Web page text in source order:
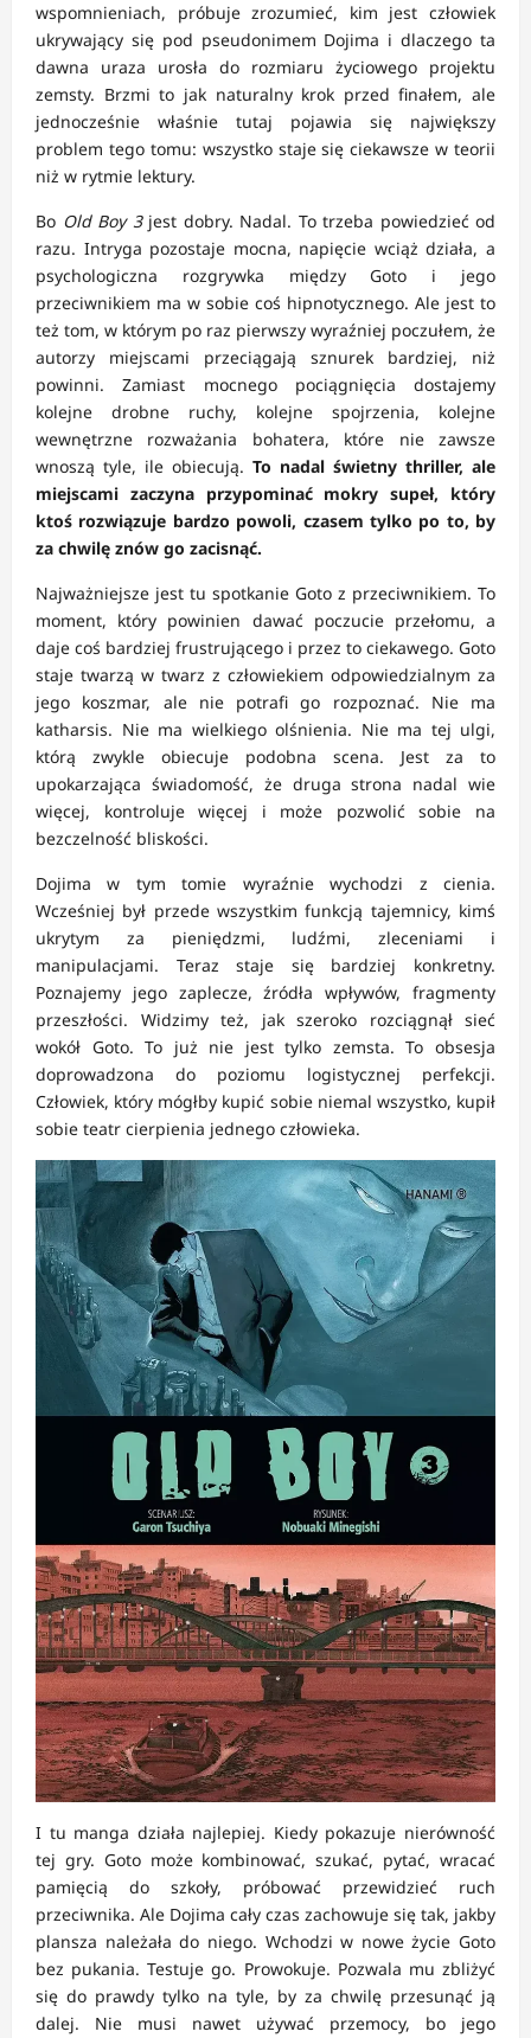
wspomnieniach, próbuje zrozumieć, kim jest człowiek
ukrywający się pod pseudonimem Dojima i dlaczego ta
dawna uraza urosła do rozmiaru życiowego projektu
zemsty. Brzmi to jak naturalny krok przed finałem, ale
jednocześnie właśnie tutaj pojawia się największy
problem tego tomu: wszystko staje się ciekawsze w teorii
niż w rytmie lektury.
Bo Old Boy 3jest dobry. Nadal. To trzeba powiedzieć od
razu. Intryga pozostaje mocna, napięcie wciąż działa, a
psychologiczna rozgrywka między Goto i jego
przeciwnikiem ma w sobie coś hipnotycznego. Ale jest to
też tom, w którym po raz pierwszy wyraźniej poczułem, że
autorzy miejscami przeciągają sznurek bardziej, niż
powinni. Zamiast mocnego pociągnięcia dostajemy
kolejne drobne ruchy, kolejne spojrzenia, kolejne
wewnętrzne rozważania bohatera, które nie zawsze
wnoszą tyle, ile obiecują. To nadal świetny thriller, ale
miejscami zaczyna przypominać mokry supeł, który
ktoś rozwiązuje bardzo powoli, czasem tylko po to, by
za chwilę znów go zacisnąć.
Najważniejsze jest tu spotkanie Goto z przeciwnikiem. To
moment, który powinien dawać poczucie przełomu, a
daje coś bardziej frustrującego i przez to ciekawego. Goto
staje twarzą w twarz z człowiekiem odpowiedzialnym za
jego koszmar, ale nie potrafi go rozpoznać. Nie ma
katharsis. Nie ma wielkiego olśnienia. Nie ma tej ulgi,
którą zwykle obiecuje podobna scena. Jest za to
upokarzająca świadomość, że druga strona nadal wie
więcej, kontroluje więcej i może pozwolić sobie na
bezczelność bliskości.
Dojima w tym tomie wyraźnie wychodzi z cienia.
Wcześniej był przede wszystkim funkcją tajemnicy, kimś
ukrytym za pieniędzmi, ludźmi, zleceniami i
manipulacjami. Teraz staje się bardziej konkretny.
Poznajemy jego zaplecze, źródła wpływów, fragmenty
przeszłości. Widzimy też, jak szeroko rozciągnął sieć
wokół Goto. To już nie jest tylko zemsta. To obsesja
doprowadzona do poziomu logistycznej perfekcji.
Człowiek, który mógłby kupić sobie niemal wszystko, kupił
sobie teatr cierpienia jednego człowieka.
I tu manga działa najlepiej. Kiedy pokazuje nierówność
tej gry. Goto może kombinować, szukać, pytać, wracać
pamięcią do szkoły, próbować przewidzieć ruch
przeciwnika. Ale Dojima cały czas zachowuje się tak, jakby
plansza należała do niego. Wchodzi w nowe życie Goto
bez pukania. Testuje go. Prowokuje. Pozwala mu zbliżyć
się do prawdy tylko na tyle, by za chwilę przesunąć ją
dalej. Nie musi nawet używać przemocy, bo jego